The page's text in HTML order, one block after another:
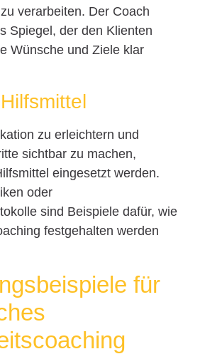
verarbeiten. Der Coach
Spiegel, der den Klienten
Wünsche und Ziele klar
zu erleichtern und
sichtbar zu machen,
eingesetzt werden.
oder
sind Beispiele dafür, wie
festgehalten werden
für